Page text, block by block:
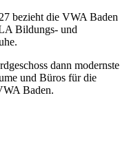
bezieht die VWA Baden
Bildungs- und
dann modernste
und Büros für die
Baden.